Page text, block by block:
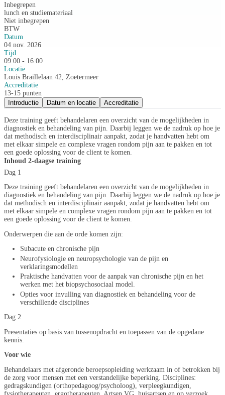
Inbegrepen
lunch en studiemateriaal
Niet inbegrepen
BTW
Datum
04 nov. 2026
Tijd
09:00 - 16:00
Locatie
Louis Braillelaan 42, Zoetermeer
Accreditatie
13-15 punten
Introductie
Datum en locatie Accreditatie
Deze training geeft behandelaren een overzicht van de mogelijkheden in
diagnostiek en behandeling van pijn. Daarbij leggen we de nadruk op hoe je
dat methodisch en interdisciplinair aanpakt, zodat je handvatten hebt om
met elkaar simpele en complexe vragen rondom pijn aan te pakken en tot
een goede oplossing voor de client te komen.
Inhoud 2-daagse training
Dag 1
Deze training geeft behandelaren een overzicht van de mogelijkheden in
diagnostiek en behandeling van pijn. Daarbij leggen we de nadruk op hoe je
dat methodisch en interdisciplinair aanpakt, zodat je handvatten hebt om
met elkaar simpele en complexe vragen rondom pijn aan te pakken en tot
een goede oplossing voor de client te komen.
Onderwerpen die aan de orde komen zijn:
Subacute en chronische pijn
Neurofysiologie en neuropsychologie van de pijn en
verklaringsmodellen
Praktische handvatten voor de aanpak van chronische pijn en het
werken met het biopsychosociaal model.
Opties voor invulling van diagnostiek en behandeling voor de
verschillende disciplines
Dag 2
Presentaties op basis van tussenopdracht en toepassen van de opgedane
kennis.
Voor wie
Behandelaars met afgeronde beroepsopleiding werkzaam in of betrokken bij
de zorg voor mensen met een verstandelijke beperking. Disciplines:
gedragskundigen (orthopedagoog/psycholoog), verpleegkundigen,